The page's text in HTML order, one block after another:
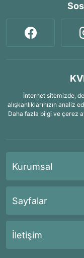
İnternet sitemizde,
alışkanlıklarınızın analiz
Daha fazla bilgi ve çerez
Kurumsal
Sayfalar
İletişim